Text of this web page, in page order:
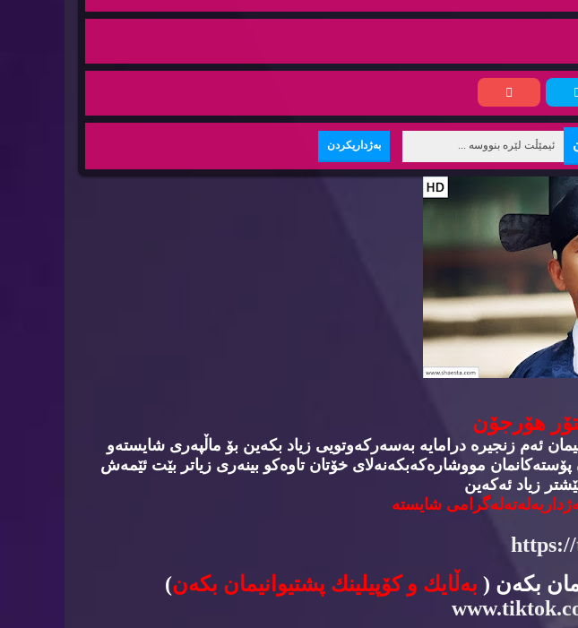
هۆرجۆن
ئه‌م زنجیره‌ درامایه‌ به‌سه‌ركه‌وتویی زیاد بكه‌ین بۆ ماڵپه‌ری شایسته‌و
مووشاره‌كه‌بكه‌نه‌لای خۆتان تاوه‌كو بینه‌ری زیاتر بێت ئێمه‌ش
زیاد ئه‌كه‌ین
شایسته‌
https://
بكه‌ن ( به‌ڵایك و كۆپیلینك پشتیوانیمان بكه‌ن)